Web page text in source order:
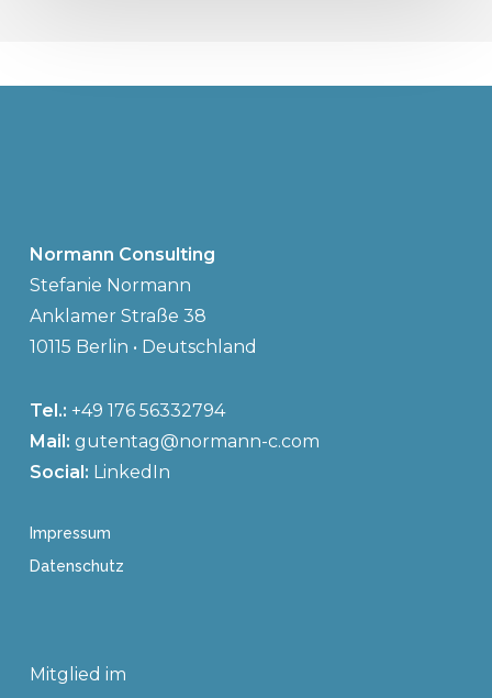
Normann Consulting
Stefanie Normann
Anklamer Straße 38
10115 Berlin • Deutschland
Tel.: +49 176 56332794
Mail: gutentag@normann-c.com
Social: LinkedIn
Impressum
Datenschutz
Mitglied im